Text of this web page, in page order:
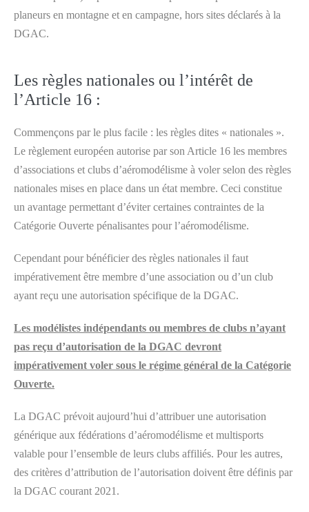
planeurs en montagne et en campagne, hors sites déclarés à la
DGAC.
Les règles nationales ou l’intérêt de
l’Article 16 :
Commençons par le plus facile : les règles dites « nationales ».
Le règlement européen autorise par son Article 16 les membres
d’associations et clubs d’aéromodélisme à voler selon des règles
nationales mises en place dans un état membre. Ceci constitue
un avantage permettant d’éviter certaines contraintes de la
Catégorie Ouverte pénalisantes pour l’aéromodélisme.
Cependant pour bénéficier des règles nationales il faut
impérativement être membre d’une association ou d’un club
ayant reçu une autorisation spécifique de la DGAC.
Les modélistes indépendants ou membres de clubs n’ayant
pas reçu d’autorisation de la DGAC devront
impérativement voler sous le régime général de la Catégorie
Ouverte.
La DGAC prévoit aujourd’hui d’attribuer une autorisation
générique aux fédérations d’aéromodélisme et multisports
valable pour l’ensemble de leurs clubs affiliés. Pour les autres,
des critères d’attribution de l’autorisation doivent être définis par
la DGAC courant 2021.